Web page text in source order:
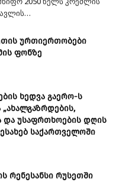
ურთიერთობები
ფონზე
ხედვა გაერო-ს
და უსაფრთხოების დღის
საქართველოში
რენესანსი რუსეთში